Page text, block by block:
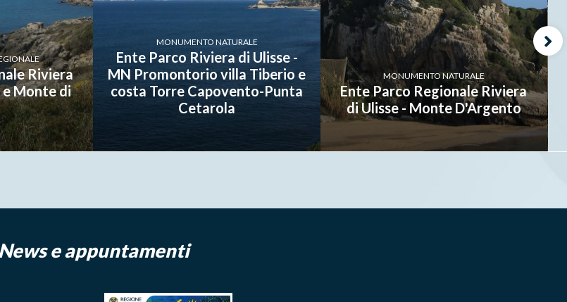
Riviera
e Monte di
MONUMENTO NATURALE
Ente Parco Riviera di Ulisse -
MN Promontorio villa Tiberio e
costa Torre Capovento-Punta
Cetarola
MONUMENTO NATURALE
Ente Parco Regionale Riviera
di Ulisse - Monte D'Argento
News e appuntamenti